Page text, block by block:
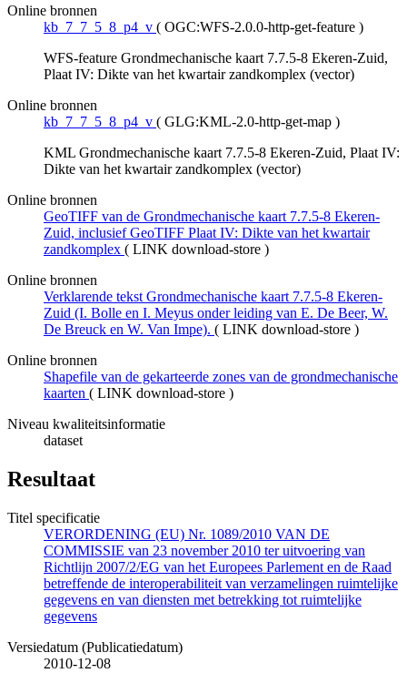
Online bronnen
kb_7_7_5_8_p4_v ( OGC:WFS-2.0.0-http-get-feature )
WFS-feature Grondmechanische kaart 7.7.5-8 Ekeren-Zuid,
Plaat IV: Dikte van het kwartair zandkomplex (vector)
Online bronnen
kb_7_7_5_8_p4_v ( GLG:KML-2.0-http-get-map )
KML Grondmechanische kaart 7.7.5-8 Ekeren-Zuid, Plaat IV:
Dikte van het kwartair zandkomplex (vector)
Online bronnen
GeoTIFF van de Grondmechanische kaart 7.7.5-8 Ekeren-
Zuid, inclusief GeoTIFF Plaat IV: Dikte van het kwartair
zandkomplex ( LINK download-store )
Online bronnen
Verklarende tekst Grondmechanische kaart 7.7.5-8 Ekeren-
Zuid (I. Bolle en I. Meyus onder leiding van E. De Beer, W.
De Breuck en W. Van Impe). ( LINK download-store )
Online bronnen
Shapefile van de gekarteerde zones van de grondmechanische
kaarten ( LINK download-store )
Niveau kwaliteitsinformatie
dataset
Resultaat
Titel specificatie
VERORDENING (EU) Nr. 1089/2010 VAN DE
COMMISSIE van 23 november 2010 ter uitvoering van
Richtlijn 2007/2/EG van het Europees Parlement en de Raad
betreffende de interoperabiliteit van verzamelingen ruimtelijke
gegevens en van diensten met betrekking tot ruimtelijke
gegevens
Versiedatum (Publicatiedatum)
2010-12-08